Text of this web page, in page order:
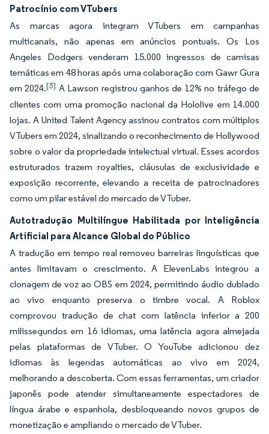
Patrocínio com VTubers
As marcas agora integram VTubers em campanhas
multicanais, não apenas em anúncios pontuais. Os Los
Angeles Dodgers venderam 15.000 ingressos de camisas
temáticas em 48 horas após uma colaboração com Gawr Gura
em 2024.[3] A Lawson registrou ganhos de 12% no tráfego de
clientes com uma promoção nacional da Hololive em 14.000
lojas. A United Talent Agency assinou contratos com múltiplos
VTubers em 2024, sinalizando o reconhecimento de Hollywood
sobre o valor da propriedade intelectual virtual. Esses acordos
estruturados trazem royalties, cláusulas de exclusividade e
exposição recorrente, elevando a receita de patrocinadores
como um pilar estável do mercado de VTuber.
Autotradução Multilíngue Habilitada por Inteligência
Artificial para Alcance Global do Público
A tradução em tempo real removeu barreiras linguísticas que
antes limitavam o crescimento. A ElevenLabs integrou a
clonagem de voz ao OBS em 2024, permitindo áudio dublado
ao vivo enquanto preserva o timbre vocal. A Roblox
comprovou tradução de chat com latência inferior a 200
milissegundos em 16 idiomas, uma latência agora almejada
pelas plataformas de VTuber. O YouTube adicionou dez
idiomas às legendas automáticas ao vivo em 2024,
melhorando a descoberta. Com essas ferramentas, um criador
japonês pode atender simultaneamente espectadores de
língua árabe e espanhola, desbloqueando novos grupos de
monetização e ampliando o mercado de VTuber.